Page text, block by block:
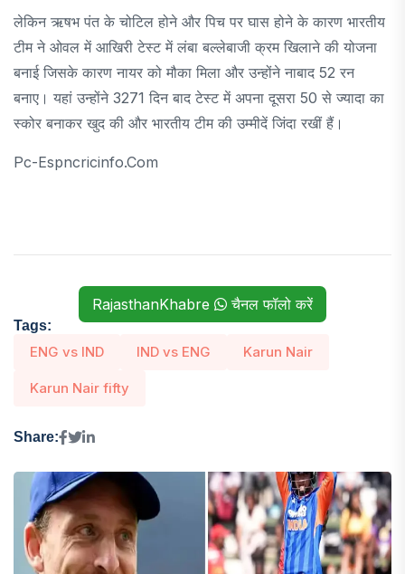
लेकिन ऋषभ पंत के चोटिल होने और पिच पर घास होने के कारण भारतीय
टीम ने ओवल में आखिरी टेस्ट में लंबा बल्लेबाजी क्रम खिलाने की योजना
बनाई जिसके कारण नायर को मौका मिला और उन्होंने नाबाद 52 रन
बनाए। यहां उन्होंने 3271 दिन बाद टेस्ट में अपना दूसरा 50 से ज्यादा का
स्कोर बनाकर खुद की और भारतीय टीम की उम्मीदें जिंदा रखीं हैं।
Pc-Espncricinfo.com
RajasthanKhabre चैनल फॉलो करें
Tags:
ENG vs IND IND vs ENG Karun Nair
Karun Nair fifty
Share: